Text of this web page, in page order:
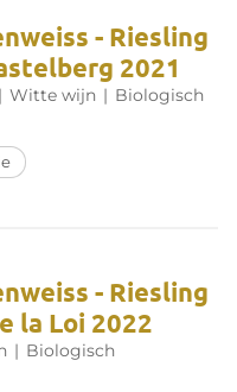
- Riesling
2021
| Witte wijn | Biologisch
- Riesling
la Loi 2022
| Biologisch